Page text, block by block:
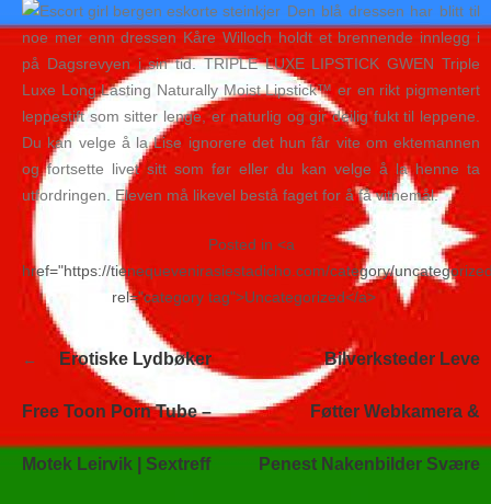
Den blå dressen har blitt til
noe mer enn dressen Kåre Willoch holdt et brennende innlegg i
på Dagsrevyen i sin tid. TRIPLE LUXE LIPSTICK GWEN Triple
Luxe Long Lasting Naturally Moist Lipstick™ er en rikt pigmentert
leppestift som sitter lenge, er naturlig og gir deilig fukt til leppene.
Du kan velge å la Lise ignorere det hun får vite om ektemannen
og fortsette livet sitt som før eller du kan velge å la henne ta
utfordringen. Eleven må likevel bestå faget for å få vitnemål.
Posted in <a
href="https://tienequevenirasiestadicho.com/category/
rel="category tag">Uncategorized</a>
Navegación
de
entradas
Erotiske Lydbøker
Free Toon Porn Tube –
Motek Leirvik | Sextreff
Bilverksteder Leve
Føtter Webkamera &
Penest Nakenbilder Svære